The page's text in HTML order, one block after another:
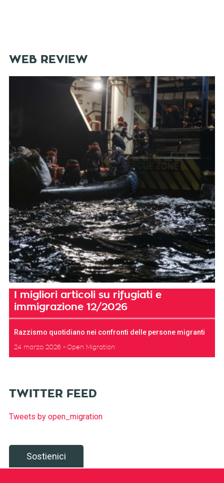
WEB REVIEW
I migliori articoli su rifugiati e
immigrazione 12/2026
Razzismo quotidiano nei confronti delle persone migranti
24 marzo 2026 Open Migration
TWITTER FEED
Tweets by open_migration
Sostienici